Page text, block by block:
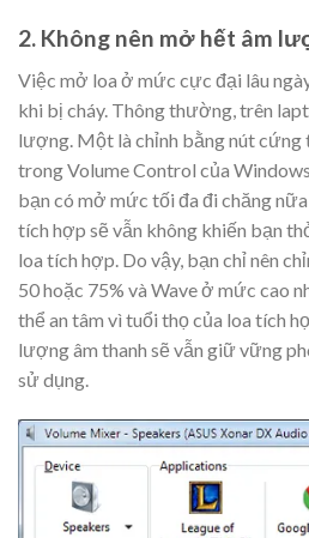
2. Không nên mở hết âm
Việc mở loa ở mức cực đại lâu
khi bị cháy. Thông thường, trên
lượng. Một là chỉnh bằng nút cứng
trong Volume Control của
bạn có mở mức tối đa đi chăng
tích hợp sẽ vẫn không khiến bạn
loa tích hợp. Do vậy, bạn chỉ nên
50 hoặc 75% và Wave ở mức cao
thể an tâm vì tuổi thọ của loa tích
lượng âm thanh sẽ vẫn giữ vững
sử dụng.